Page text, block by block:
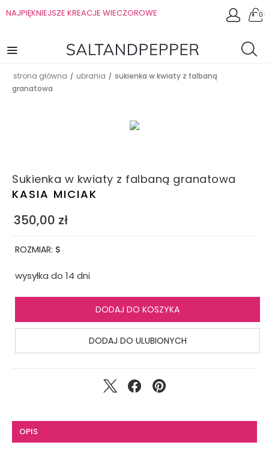
NAJPIĘKNIEJSZE KREACJE WIECZOROWE 0
strona główna / ubrania / sukienka w kwiaty z falbaną
granatowa
Sukienka w kwiaty z falbaną granatowa
KASIA MICIAK
350,00 zł
ROZMIAR: S
wysyłka do 14 dni
DODAJ DO KOSZYKA
DODAJ DO ULUBIONYCH
OPIS